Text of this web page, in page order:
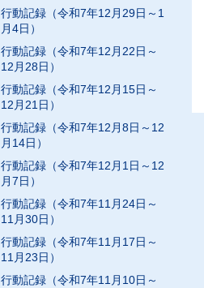
行動記録（令和7年12月29日～1
月4日）
行動記録（令和7年12月22日～
12月28日）
行動記録（令和7年12月15日～
12月21日）
行動記録（令和7年12月8日～12
月14日）
行動記録（令和7年12月1日～12
月7日）
行動記録（令和7年11月24日～
11月30日）
行動記録（令和7年11月17日～
11月23日）
行動記録（令和7年11月10日～